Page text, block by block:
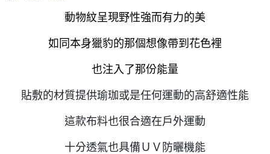
動物紋呈現野性強而有力的美
如同本身獵豹的那個想像帶到花色裡
也注入了那份能量
貼敷的材質提供瑜珈或是任何運動的高舒適性能
這款布料也很合適在戶外運動
十分透氣也具備ＵＶ防曬機能